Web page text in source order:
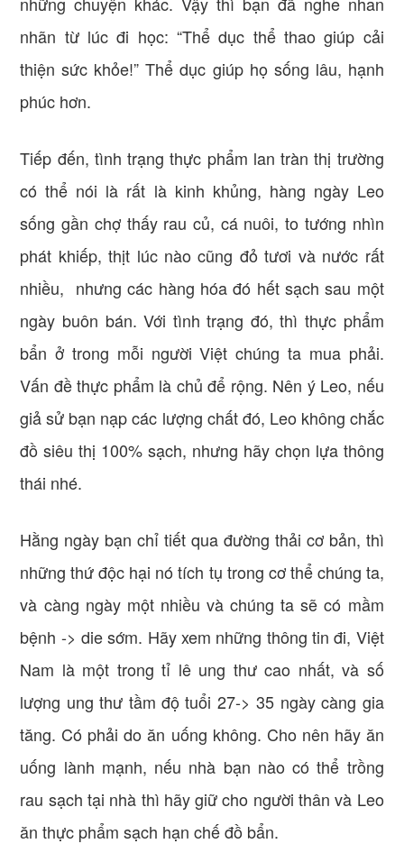
nhãn từ lúc đi học: “Thể dục thể thao giúp cải
thiện sức khỏe!” Thể dục giúp họ sống lâu, hạnh
phúc hơn.
Tiếp đến, tình trạng thực phẩm lan tràn thị trường
có thể nói là rất là kinh khủng, hàng ngày Leo
sống gần chợ thấy rau củ, cá nuôi, to tướng nhìn
phát khiếp, thịt lúc nào cũng đỏ tươi và nước rất
nhiều, nhưng các hàng hóa đó hết sạch sau một
ngày buôn bán. Với tình trạng đó, thì thực phẩm
bẩn ở trong mỗi người Việt chúng ta mua phải.
Vấn đề thực phẩm là chủ để rộng. Nên ý Leo, nếu
giả sử bạn nạp các lượng chất đó, Leo không chắc
đồ siêu thị 100% sạch, nhưng hãy chọn lựa thông
thái nhé.
Hằng ngày bạn chỉ tiết qua đường thải cơ bản, thì
những thứ độc hại nó tích tụ trong cơ thể chúng ta,
và càng ngày một nhiều và chúng ta sẽ có mầm
bệnh -> die sớm. Hãy xem những thông tin đi, Việt
Nam là một trong tỉ lê ung thư cao nhất, và số
lượng ung thư tầm độ tuổi 27-> 35 ngày càng gia
tăng. Có phải do ăn uống không. Cho nên hãy ăn
uống lành mạnh, nếu nhà bạn nào có thể trồng
rau sạch tại nhà thì hãy giữ cho người thân và Leo
ăn thực phẩm sạch hạn chế đồ bẩn.